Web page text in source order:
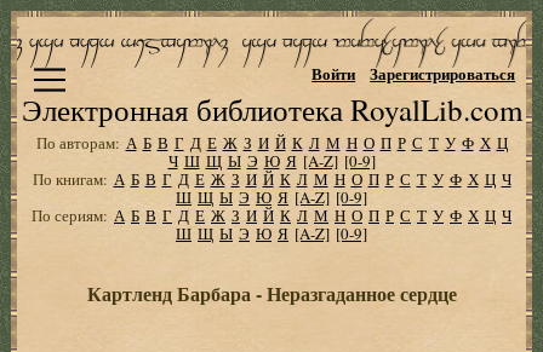
Электронная библиотека RoyalLib.com
Войти Зарегистрироваться
По авторам: А Б В Г Д Е Ж З И Й К Л М Н О П Р С Т У Ф Х Ц
Ч Ш Щ Ы Э Ю Я [A-Z] [0-9]
По книгам: А Б В Г Д Е Ж З И Й К Л М Н О П Р С Т У Ф Х Ц Ч
Ш Щ Ы Э Ю Я [A-Z] [0-9]
По сериям: А Б В Г Д Е Ж З И Й К Л М Н О П Р С Т У Ф Х Ц Ч
Ш Щ Ы Э Ю Я [A-Z] [0-9]
Картленд Барбара - Неразгаданное сердце